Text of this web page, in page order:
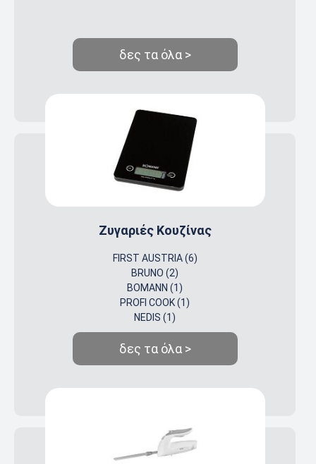
δες τα όλα >
Ζυγαριές Κουζίνας
FIRST AUSTRIA (6)
BRUNO (2)
BOMANN (1)
PROFI COOK (1)
NEDIS (1)
δες τα όλα >